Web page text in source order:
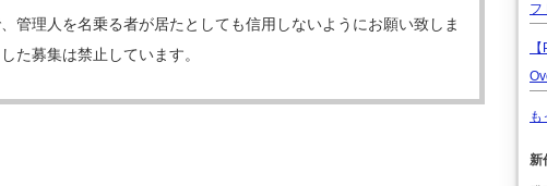
理人を名乗る者が居たとしても信用しないようにお願い致しま
た募集は禁止しています。
も
新